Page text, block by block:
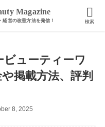
Magazine
検索
ューティーワ
掲載方法、評判
8, 2025